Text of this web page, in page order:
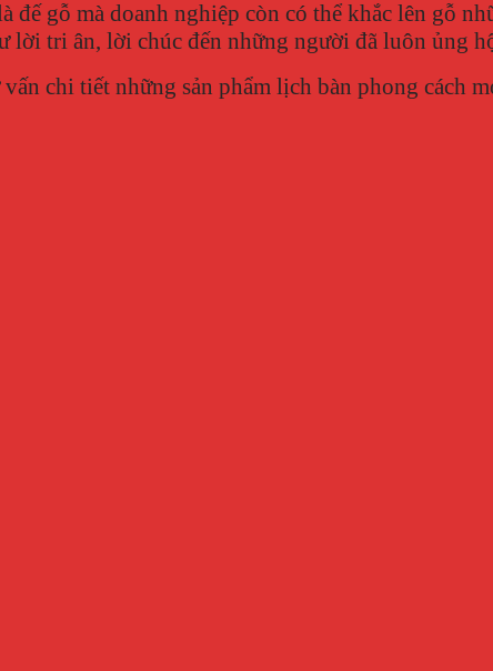
gỗ mà doanh nghiệp còn có thể khắc lên gỗ
lời tri ân, lời chúc đến những người đã luôn ủng
chi tiết những sản phẩm lịch bàn phong cách